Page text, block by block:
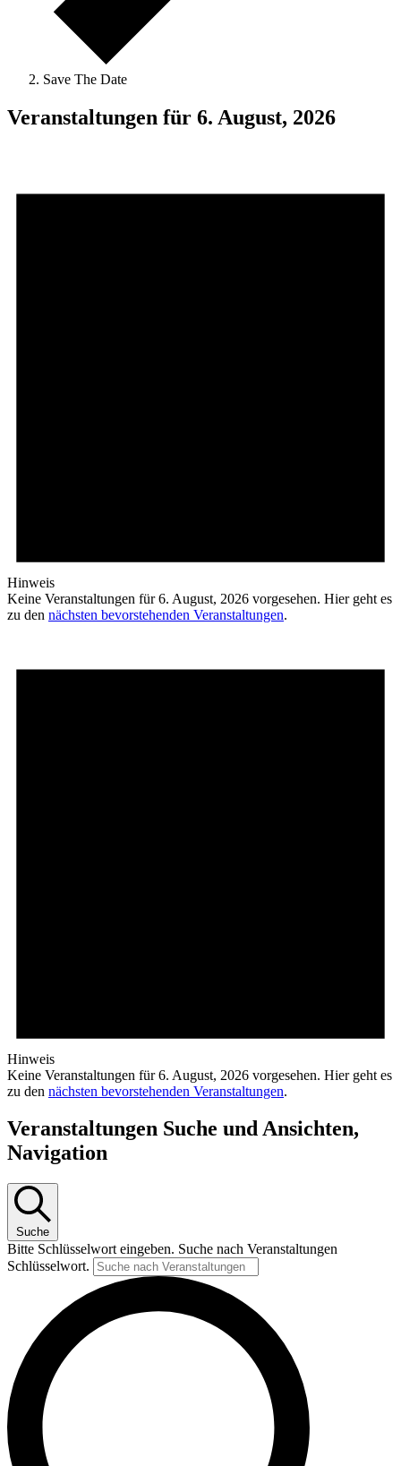
Save The Date
Veranstaltungen für 6. August, 2026
Hinweis
Keine Veranstaltungen für 6. August, 2026 vorgesehen. Hier geht es
zu den nächsten bevorstehenden Veranstaltungen.
Hinweis
Keine Veranstaltungen für 6. August, 2026 vorgesehen. Hier geht es
zu den nächsten bevorstehenden Veranstaltungen.
Veranstaltungen Suche und Ansichten,
Navigation
Suche
Bitte Schlüsselwort eingeben. Suche nach Veranstaltungen
Schlüsselwort.